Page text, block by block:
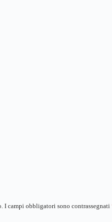
I campi obbligatori sono contrassegnati